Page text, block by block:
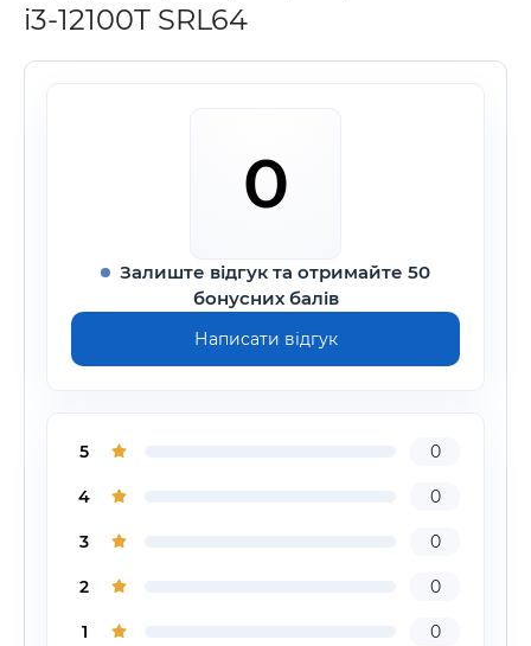
i3-12100T SRL64
0
Залиште відгук та отримайте 50
бонусних балів
Написати відгук
5 0
4 0
3 0
2 0
1 0